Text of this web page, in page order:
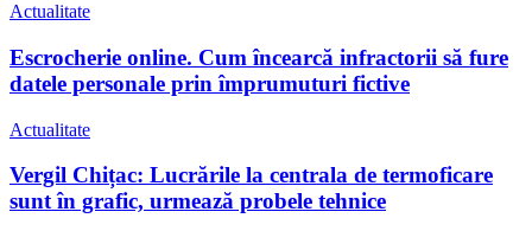
Actualitate
Escrocherie online. Cum încearcă infractorii să fure
datele personale prin împrumuturi fictive
Actualitate
Vergil Chițac: Lucrările la centrala de termoficare
sunt în grafic, urmează probele tehnice